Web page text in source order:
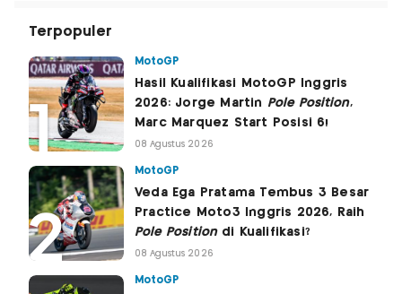
Terpopuler
MotoGP
Hasil Kualifikasi MotoGP Inggris
2026: Jorge Martin Pole Position,
Marc Marquez Start Posisi 6!
08 Agustus 2026
MotoGP
Veda Ega Pratama Tembus 3 Besar
Practice Moto3 Inggris 2026, Raih
Pole Positiondi Kualifikasi?
08 Agustus 2026
MotoGP